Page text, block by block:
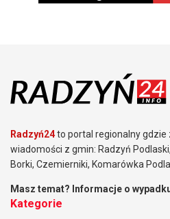
Radzyń24to portal regionalny
wiadomości z gmin: Radzyń
Borki, Czemierniki, Komarówka
Masz temat? Informacje o
Kategorie